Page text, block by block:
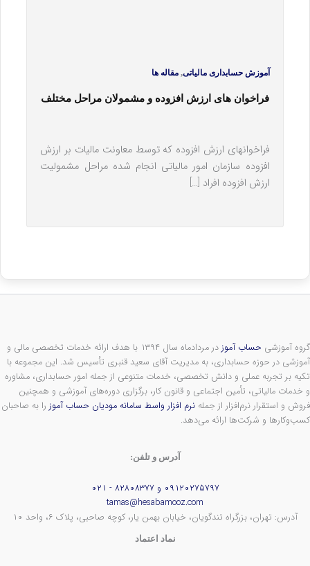
آموزش حسابداری مالیاتی,مقاله ها
فراخوان های ارزش افزوده و مشمولان مراحل مختلف
فراخوان‎های ارزش افزوده که توسط معاونت مالیات بر ارزش
افزوده سازمان امور مالیاتی انجام شده مراحل مشمولیت
ارزش افزوده افراد […]
گروه آموزشی حساب آموز
در مردادماه سال ۱۳۹۴ با هدف ارائه خدمات تخصصی مالی و
آموزشی در حوزه حسابداری، به مدیریت آقای سعید قنبری تأسیس شد. این مجموعه با
تکیه بر تجربه عملی و دانش تخصصی، خدمات متنوعی از جمله امور حسابداری، مشاوره
و خدمات مالیاتی، تأمین اجتماعی و قانون کار، برگزاری دوره‌های آموزشی و همچنین
فروش و استقرار نرم‌افزار از جمله نرم افزار واسط سامانه مودیان حساب آموز را به صاحبان
کسب‌وکارها و شرکت‌ها ارائه می‌دهد.
آدرس و تلفن:
۰۹۱۲۰۲۷۵۷۹۷ و ۸۲۸۰۸۳۷۷ - ۰۲۱
tamas@hesabamooz.com
آدرس: تهران، بزرگراه تندگویان، خیابان بهمن یار، کوچه صاحبی، پلاک ۶، واحد ۱۰
نماد اعتماد